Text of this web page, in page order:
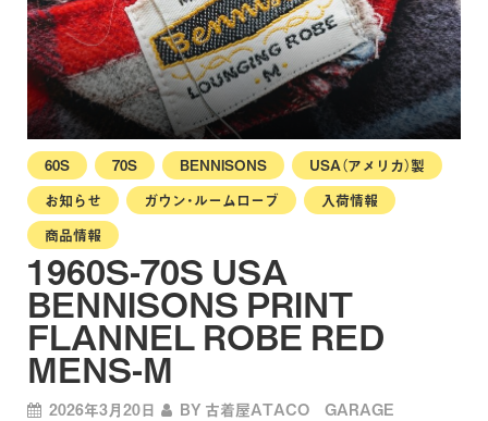
60S 70S BENNISONS
USA（アメリカ）製
お知らせ
ガウン・ルームローブ
入荷情報
商品情報
1960S-70S USA
BENNISONS PRINT
FLANNEL ROBE RED
MENS-M
2026年3月20日 BY 古着屋ATACO GARAGE